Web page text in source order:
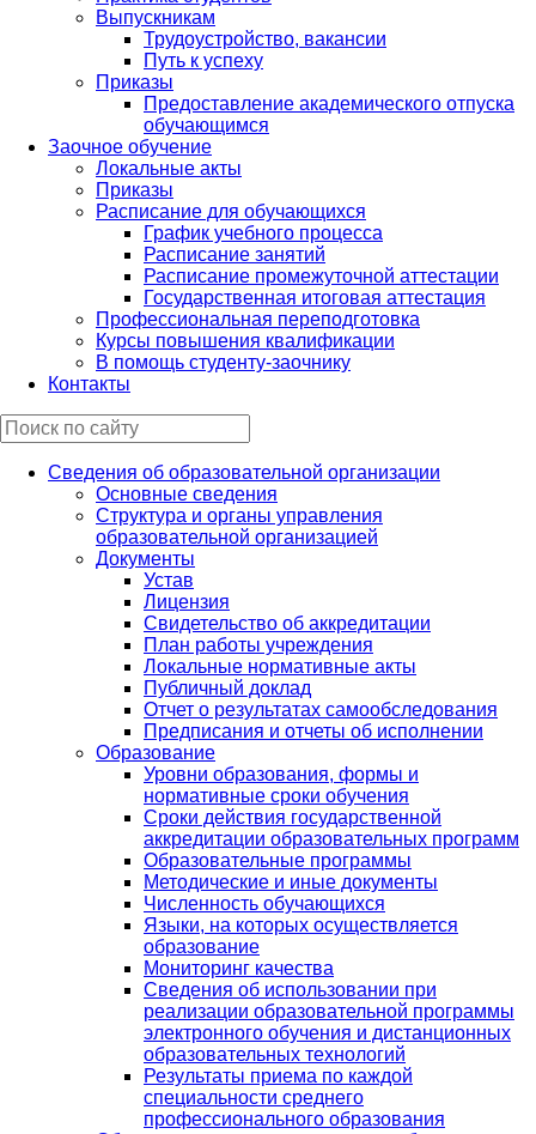
Выпускникам
Трудоустройство, вакансии
Путь к успеху
Приказы
Предоставление академического отпуска
обучающимся
Заочное обучение
Локальные акты
Приказы
Расписание для обучающихся
График учебного процесса
Расписание занятий
Расписание промежуточной аттестации
Государственная итоговая аттестация
Профессиональная переподготовка
Курсы повышения квалификации
В помощь студенту-заочнику
Контакты
Сведения об образовательной организации
Основные сведения
Структура и органы управления
образовательной организацией
Документы
Устав
Лицензия
Свидетельство об аккредитации
План работы учреждения
Локальные нормативные акты
Публичный доклад
Отчет о результатах самообследования
Предписания и отчеты об исполнении
Образование
Уровни образования, формы и
нормативные сроки обучения
Сроки действия государственной
аккредитации образовательных программ
Образовательные программы
Методические и иные документы
Численность обучающихся
Языки, на которых осуществляется
образование
Мониторинг качества
Сведения об использовании при
реализации образовательной программы
электронного обучения и дистанционных
образовательных технологий
Результаты приема по каждой
специальности среднего
профессионального образования